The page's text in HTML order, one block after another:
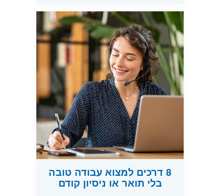
8 דרכים למצוא עבודה טובה
בלי תואר או ניסיון קודם